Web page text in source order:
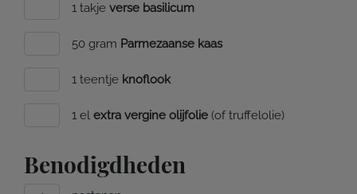
1 takje verse basilicum
50 gram Parmezaanse kaas
1 teentje knoflook
1 el extra vergine olijfolie (of truffelolie)
Benodigdheden